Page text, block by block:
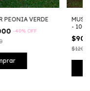
PEONIA VERDE
-40% OFF
-